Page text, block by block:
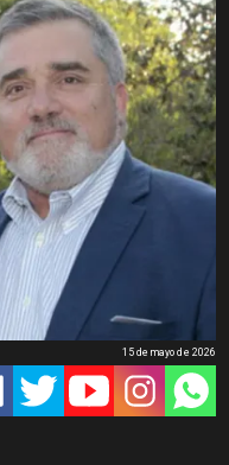
15 de mayo de 2026